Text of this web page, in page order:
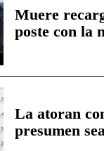
Muere
poste con la
La atoran
presumen